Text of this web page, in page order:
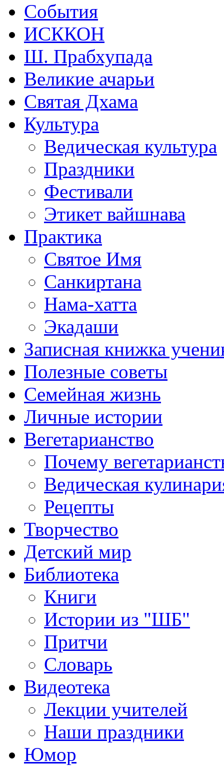
События
ИСККОН
Ш. Прабхупада
Великие ачарьи
Святая Дхама
Культура
Ведическая культура
Праздники
Фестивали
Этикет вайшнава
Практика
Святое Имя
Санкиртана
Нама-хатта
Экадаши
Записная книжка
Полезные советы
Семейная жизнь
Личные истории
Вегетарианство
Почему
Ведическая
Рецепты
Творчество
Детский мир
Библиотека
Книги
Истории из "ШБ"
Притчи
Словарь
Видеотека
Лекции учителей
Наши праздники
Юмор